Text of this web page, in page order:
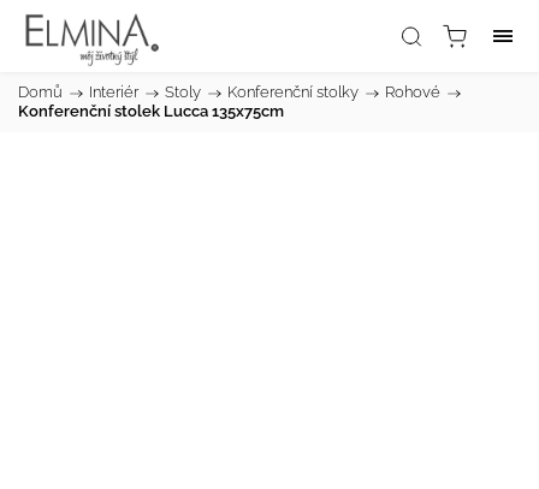
Domů / Interiér / Stoly / Konferenční stolky / Rohové /
Konferenční stolek Lucca 135x75cm